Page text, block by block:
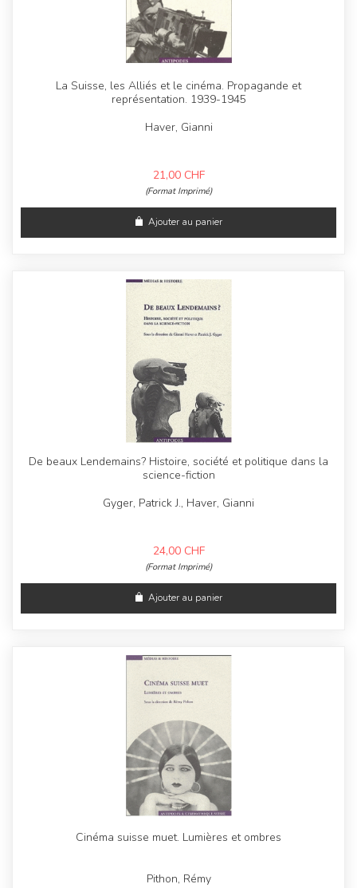
La Suisse, les Alliés et le cinéma. Propagande et
représentation. 1939-1945
Haver, Gianni
21,00 CHF
(Format Imprimé)
Ajouter au panier
De beaux Lendemains? Histoire, société et politique dans la
science-fiction
Gyger, Patrick J., Haver, Gianni
24,00 CHF
(Format Imprimé)
Ajouter au panier
Cinéma suisse muet. Lumières et ombres
Pithon, Rémy